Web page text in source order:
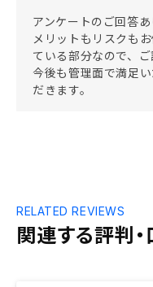
アンケートのご回答
メリットもリスクも
ている部分なので、
今後も管理面で満足
だきます。
関連する評判・
RELATED REVIEWS